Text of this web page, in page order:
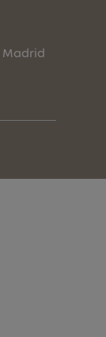
Madrid